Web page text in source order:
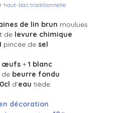
haut-bas traditionnelle
de lin brun moulues
de levure chimique
pincée de sel
œufs +1 blanc
de beurre fondu
d'eau tiède
décoration